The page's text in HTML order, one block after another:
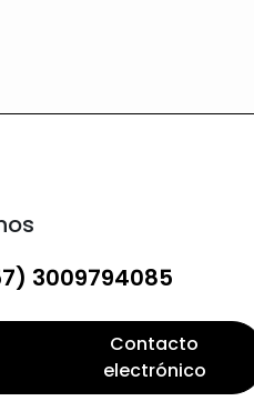
3009794085
Contacto
electrónico